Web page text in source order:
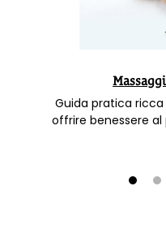
Guida pratica